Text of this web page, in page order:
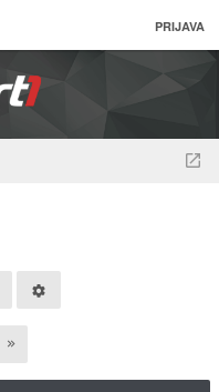
PRIJAVA